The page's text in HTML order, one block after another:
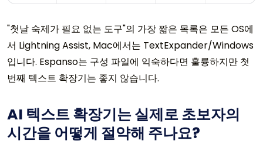
"첫날 숙제가 필요 없는 도구"의 가장 짧은 목록은 모든 OS에
서 Lightning Assist, Mac에서는 TextExpander/Windows
입니다. Espanso는 구성 파일에 익숙하다면 훌륭하지만 첫
번째 텍스트 확장기는 좋지 않습니다.
AI 텍스트 확장기는 실제로 초보자의
시간을 어떻게 절약해 주나요?